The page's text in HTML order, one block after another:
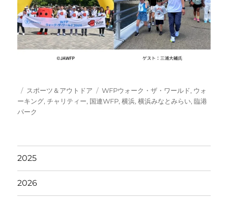
投
稿
日:
カ
テ
ゴ
スポーツ＆アウトドア
タ
グ
WFPウォーク・ザ・ワールド, ウォ
ーキング,チャリティー, 国連WFP,横浜,横浜みなとみらい,臨港
パーク
2025
2026